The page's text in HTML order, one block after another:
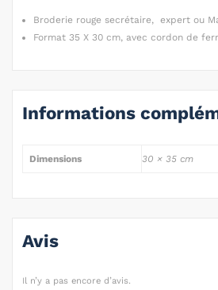
Broderie rouge secrétaire, expert ou
Format 35 X 30 cm, avec cordon de
Informations
Dimensions 30 × 35 cm
Avis
Il n’y a pas encore d’avis.